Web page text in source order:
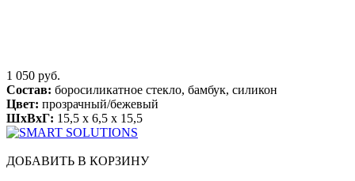
1 050 руб.
Состав: боросиликатное стекло, бамбук, силикон
Цвет: прозрачный/бежевый
ШхВхГ: 15,5 x 6,5 x 15,5
ДОБАВИТЬ В КОРЗИНУ